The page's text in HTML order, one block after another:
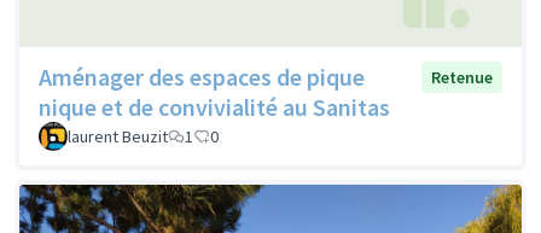
Aménager des espaces de pique
nique et de convivialité au Sanitas
Retenue
laurent Beuzit 1 0